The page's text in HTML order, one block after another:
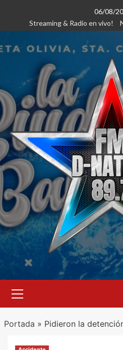
contenido
06/08/
Streaming & Radio en vivo!
primario
Portada » Pidieron la